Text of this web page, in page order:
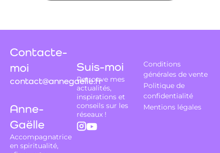
Contacte-
moi
contact@annegaelle.fr
Anne-
Gaëlle
Accompagnatrice
en spiritualité,
Suis-moi
Retrouve mes
actualités,
inspirations et
conseils sur les
réseaux !
Conditions
générales de vente
Politique de
confidentialité
Mentions légales